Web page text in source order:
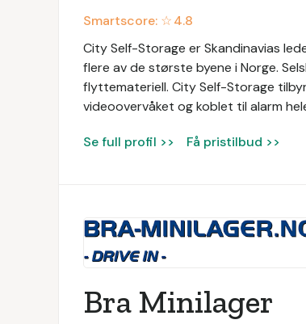
Smartscore: ☆4.8
City Self-Storage er Skandinavias
flere av de største byene i Norge.
flyttemateriell. City Self-Storage
videoovervåket og koblet til alarm
Se full profil >> Få pristilbud >>
Bra Minilager